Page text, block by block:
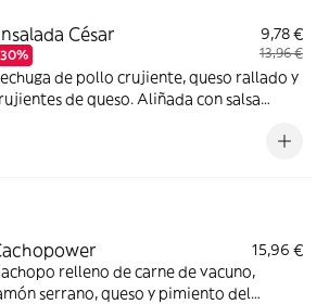
César 9,78 €
13,96 €
de pollo crujiente, queso rallado y
de queso. Aliñada con salsa
acompañada de barritas de pan de cristal.
15,96 €
relleno de carne de vacuno,
serrano, queso y pimiento del